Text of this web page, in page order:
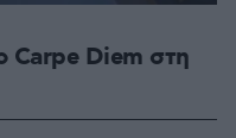
Carpe Diem στη